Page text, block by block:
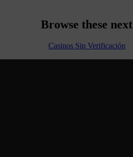
Browse these next
Casinos Sin Verificación